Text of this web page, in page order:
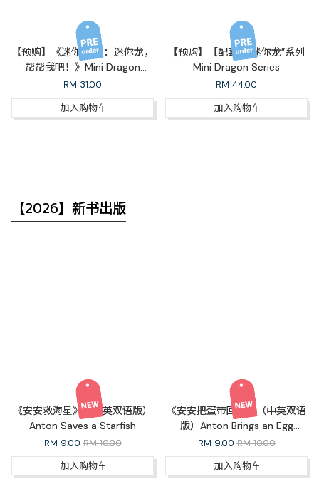
【预购】《迷你龙03：迷你龙，
帮帮我吧！》Mini Dragon
Series 03: Mini Dragon, Give
Me a Hand!+《风云人物郑小强
08·不一样的旅行：郑小强西游
RM 31.00
加入购物车
【预购】【配套】“迷你龙”系列
Mini Dragon Series
RM 44.00
加入购物车
【2026】新书出版
《安安救海星》（中英双语版）
Anton Saves a Starfish
RM 9.00 RM 10.00
加入购物车
《安安把蛋带回家》（中英双语
版）Anton Brings an Egg
Home
RM 9.00 RM 10.00
加入购物车